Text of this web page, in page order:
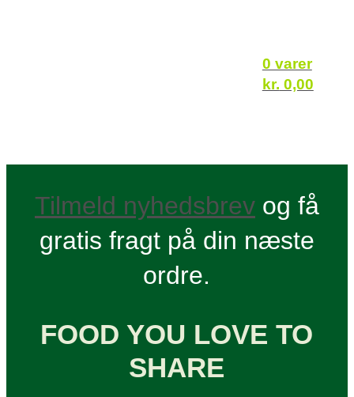
0 varer
kr. 0,00
Tilmeld nyhedsbrevog få
gratis fragt på din næste
ordre.
FOOD YOU LOVE TO
SHARE